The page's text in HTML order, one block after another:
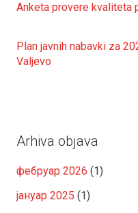
Anketa provere kvaliteta
Plan javnih nabavki za
Valjevo
Arhiva objava
фебруар 2026 (1)
јануар 2025 (1)